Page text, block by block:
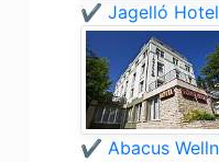
✔️ Jagelló
✔️ Abacus